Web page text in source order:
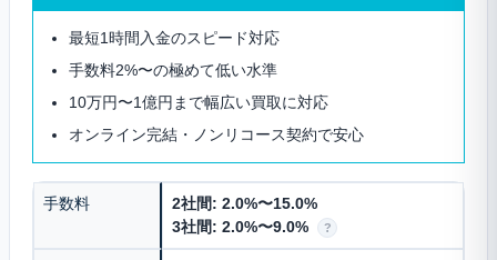
最短1時間入金のスピード対応
手数料2%〜の極めて低い水準
10万円〜1億円まで幅広い買取に対応
オンライン完結・ノンリコース契約で安心
手数料
2社間: 2.0%〜15.0%
3社間: 2.0%〜9.0%
?